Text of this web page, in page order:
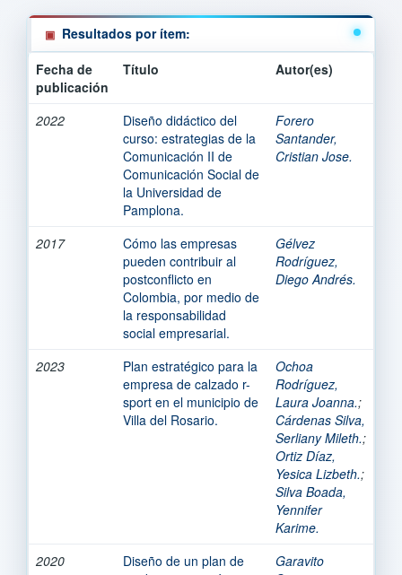
Resultados por ítem:
Fecha de
publicación
Título Autor(es)
2022
Diseño didáctico del
curso: estrategias de la
Comunicación II de
Comunicación Social de
la Universidad de
Pamplona.
Forero
Santander,
Cristian Jose.
2017
Cómo las empresas
pueden contribuir al
postconflicto en
Colombia, por medio de
la responsabilidad
social empresarial.
Gélvez
Rodríguez,
Diego Andrés.
2023
Plan estratégico para la
empresa de calzado r-
sport en el municipio de
Villa del Rosario.
Ochoa
Rodríguez,
Laura Joanna.;
Cárdenas Silva,
Serliany Mileth.;
Ortiz Díaz,
Yesica Lizbeth.;
Silva Boada,
Yennifer
Karime.
2020
Diseño de un plan de
Garavito